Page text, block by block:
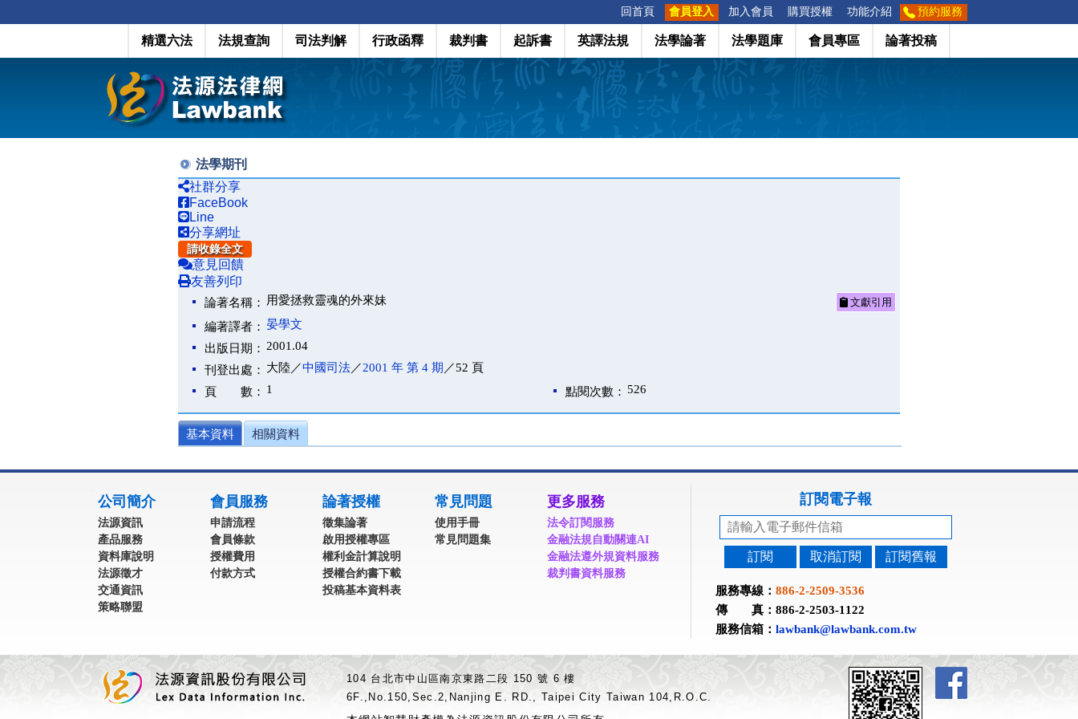
回首頁 會員登入 加入會員 購買授權 功能介紹 預約服務
精選六法 法規查詢 司法判解 行政函釋 裁判書 起訴書 英譯法規 法學論著 法學題庫 會員專區 論著投稿
法學期刊
社群分享
FaceBook
Line
分享網址
請收錄全文
意見回饋
友善列印
論著名稱： 用愛拯救靈魂的外來妹 文獻引用
編著譯者： 晏學文
出版日期： 2001.04
刊登出處： 大陸／中國司法／2001 年 第 4 期 ／52 頁
頁 數： 1 點閱次數： 526
基本資料 相關資料
公司簡介
法源資訊
產品服務
資料庫說明
法源徵才
交通資訊
策略聯盟
會員服務
申請流程
會員條款
授權費用
付款方式
論著授權
徵集論著
啟用授權專區
權利金計算說明
授權合約書下載
投稿基本資料表
常見問題
使用手冊
常見問題集
更多服務
法令訂閱服務
金融法規自動關連AI
金融法遵外規資料服務
裁判書資料服務
訂閱電子報
訂閱 取消訂閱 訂閱舊報
服務專線： 886-2-2509-3536
傳 真：886-2-2503-1122
服務信箱： lawbank@lawbank.com.tw
104 台北市中山區南京東路二段 150 號 6 樓
6F.,No.150,Sec.2,Nanjing E. RD., Taipei City Taiwan 104,R.O.C.